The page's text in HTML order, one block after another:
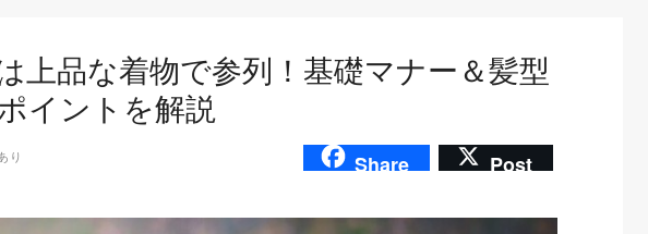
上品な着物で参列！基礎マナー＆髪型
イントを解説
り Share Post